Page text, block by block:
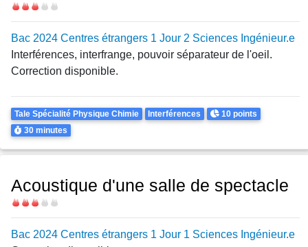
Difficulté
Bac 2024 Centres étrangers 1 Jour 2 Sciences Ingénieur.e
Interférences, interfrange, pouvoir séparateur de l'oeil.
Correction disponible.
Theme
Tale Spécialité Physique Chimie Interférences Points
10 points
Durée
30 minutes
Acoustique d'une salle de spectacle
Difficulté
Bac 2024 Centres étrangers 1 Jour 1 Sciences Ingénieur.e